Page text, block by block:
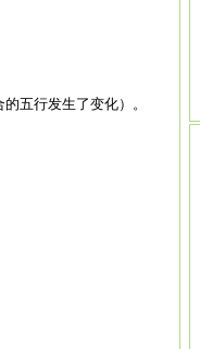
五行发生了变化）。